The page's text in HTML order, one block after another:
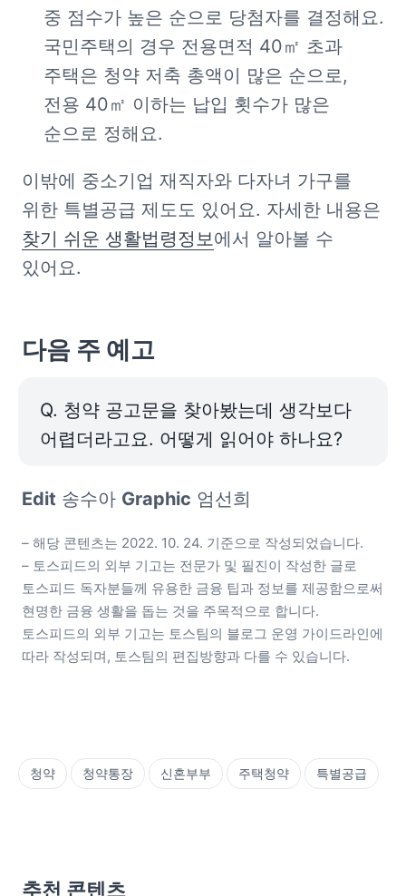
중 점수가 높은 순으로 당첨자를 결정해요.
국민주택의 경우 전용면적 40㎡ 초과
주택은 청약 저축 총액이 많은 순으로,
전용 40㎡ 이하는 납입 횟수가 많은
순으로 정해요.
이밖에 중소기업 재직자와 다자녀 가구를
찾기 쉬운 생활법령정보에서 알아볼 수
있어요.
다음 주 예고
Q. 청약 공고문을 찾아봤는데 생각보다
어렵더라고요. 어떻게 읽어야 하나요?
Edit 송수아 Graphic 엄선희
– 해당 콘텐츠는 2022. 10. 24. 기준으로 작성되었습니다.
– 토스피드의 외부 기고는 전문가 및 필진이 작성한 글로
토스피드 독자분들께 유용한 금융 팁과 정보를 제공함으로써
현명한 금융 생활을 돕는 것을 주목적으로 합니다.
토스피드의 외부 기고는 토스팀의 블로그 운영 가이드라인에
따라 작성되며, 토스팀의 편집방향과 다를 수 있습니다.
청약 청약통장 신혼부부 주택청약 특별공급
추천 콘텐츠